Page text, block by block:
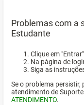
Problemas com a
Estudante
Clique em
Na página de
Siga as
Se o problema
atendimento de
ATENDIMENTO.